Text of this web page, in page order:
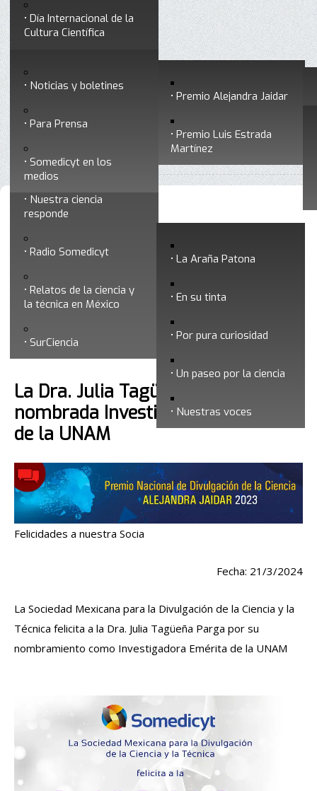
profesionales
Premios a divulgadores Premio Alejandra Jaidar
Premio Luis Estrada
Martínez
formar divulgadores
Día Internacional de la
Cultura Científica
Ciencia y Tecnología
Nuestra ciencia
responde
Radio Somedicyt La Araña Patona
En su tinta
Por pura curiosidad
Un paseo por la ciencia
Nuestras voces
Relatos de la ciencia y
la técnica en México
SurCiencia
Noticias y boletines
Para Prensa
Somedicyt en los
medios
Contacto
Noticias y boletines
•
Marzo 2024
Búsqueda
La Dra. Julia Tagüeña Parga es
nombrada Investigadora Emérita
de la UNAM
Felicidades a nuestra Socia
Fecha: 21/3/2024
La Sociedad Mexicana para la Divulgación de la Ciencia y la
Técnica felicita a la Dra. Julia Tagüeña Parga por su
nombramiento como Investigadora Emérita de la UNAM